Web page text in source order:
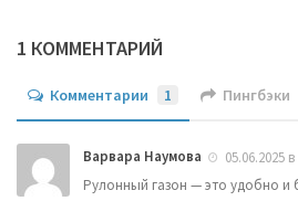
1 КОММЕНТАРИЙ
Комментарии 1 Пингбэки
Варвара Наумова
05.06.2025
Рулонный газон — это удобно и